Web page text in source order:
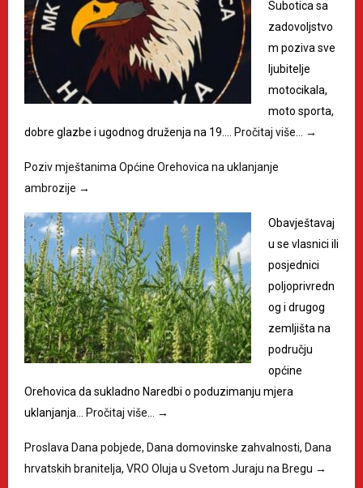
Subotica sa
zadovoljstvo
m poziva sve
ljubitelje
motocikala,
moto sporta,
dobre glazbe i ugodnog druženja na 19.…
Pročitaj više… →
Poziv mještanima Općine Orehovica na uklanjanje
ambrozije →
Obavještavaj
u se vlasnici ili
posjednici
poljoprivredn
og i drugog
zemljišta na
području
općine
Orehovica da sukladno Naredbi o poduzimanju mjera
uklanjanja…
Pročitaj više… →
Proslava Dana pobjede, Dana domovinske zahvalnosti, Dana
hrvatskih branitelja, VRO Oluja u Svetom Juraju na Bregu →